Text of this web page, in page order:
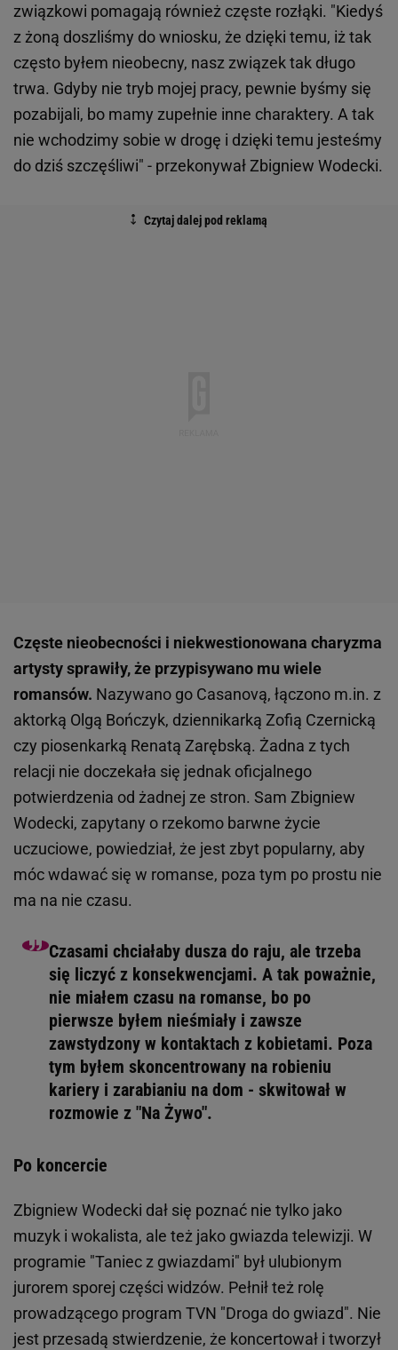
związkowi pomagają również częste rozłąki. "Kiedyś
z żoną doszliśmy do wniosku, że dzięki temu, iż tak
często byłem nieobecny, nasz związek tak długo
trwa. Gdyby nie tryb mojej pracy, pewnie byśmy się
pozabijali, bo mamy zupełnie inne charaktery. A tak
nie wchodzimy sobie w drogę i dzięki temu jesteśmy
do dziś szczęśliwi" - przekonywał Zbigniew Wodecki.
Częste nieobecności i niekwestionowana charyzma
artysty sprawiły, że przypisywano mu wiele
romansów. Nazywano go Casanovą, łączono m.in. z
aktorką Olgą Bończyk, dziennikarką Zofią Czernicką
czy piosenkarką Renatą Zarębską. Żadna z tych
relacji nie doczekała się jednak oficjalnego
potwierdzenia od żadnej ze stron. Sam Zbigniew
Wodecki, zapytany o rzekomo barwne życie
uczuciowe, powiedział, że jest zbyt popularny, aby
móc wdawać się w romanse, poza tym po prostu nie
ma na nie czasu.
Czasami chciałaby dusza do raju, ale trzeba
się liczyć z konsekwencjami. A tak poważnie,
nie miałem czasu na romanse, bo po
pierwsze byłem nieśmiały i zawsze
zawstydzony w kontaktach z kobietami. Poza
tym byłem skoncentrowany na robieniu
kariery i zarabianiu na dom - skwitował w
rozmowie z "Na Żywo".
Po koncercie
Zbigniew Wodecki dał się poznać nie tylko jako
muzyk i wokalista, ale też jako gwiazda telewizji. W
programie "Taniec z gwiazdami" był ulubionym
jurorem sporej części widzów. Pełnił też rolę
prowadzącego program TVN "Droga do gwiazd". Nie
jest przesadą stwierdzenie, że koncertował i tworzył